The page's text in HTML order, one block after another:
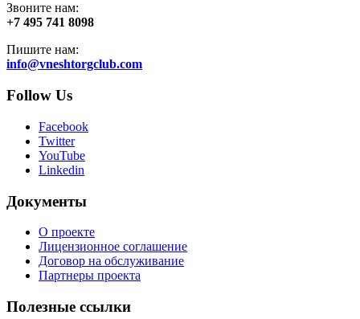
Звоните нам:
+7 495 741 8098
Пишите нам:
info@vneshtorgclub.com
Follow Us
Facebook
Twitter
YouTube
Linkedin
Документы
О проекте
Лицензионное соглашение
Договор на обслуживание
Партнеры проекта
Полезные ссылки